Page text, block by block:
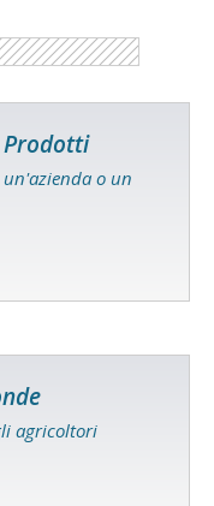
Prodotti
o un
agricoltori